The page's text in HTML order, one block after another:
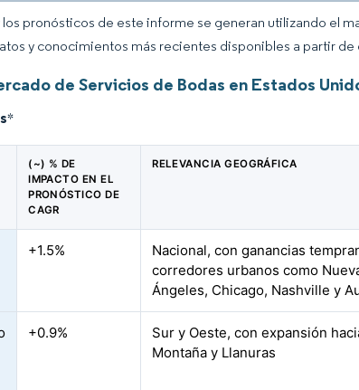
pronósticos de este informe se generan utilizando el
y conocimientos más recientes disponibles a partir de
de Servicios de Bodas en Estados
*
(~) % DE
IMPACTO EN EL
PRONÓSTICO DE
CAGR
RELEVANCIA GEOGRÁFICA
+1.5%
Nacional, con ganancias
corredores urbanos como
Ángeles, Chicago, Nashville y
+0.9%
Sur y Oeste, con expansión
Montaña y Llanuras